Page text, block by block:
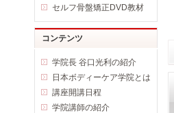
セルフ骨盤矯正DVD教材
コンテンツ
学院長 谷口光利の紹介
日本ボディーケア学院とは
講座開講日程
学院講師の紹介